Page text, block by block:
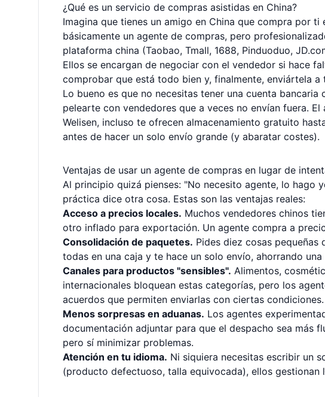
¿Qué es un servicio de compras asistidas en China?
Imagina que tienes un amigo en China que compra por
básicamente un agente de compras, pero
plataforma china (Taobao, Tmall, 1688, Pinduoduo,
Ellos se encargan de negociar con el vendedor si hace
comprobar que está todo bien y, finalmente, enviártela a
Lo bueno es que no necesitas tener una cuenta
pelearte con vendedores que a veces no envían fuera.
Welisen, incluso te ofrecen almacenamiento gratuito
antes de hacer un solo envío grande (y abaratar costes).
Ventajas de usar un agente de compras en lugar de
Al principio quizá pienses: "No necesito agente, lo hago
práctica dice otra cosa. Estas son las ventajas reales:
Acceso a precios locales. Muchos vendedores chinos
otro inflado para exportación. Un agente compra a
Consolidación de paquetes. Pides diez cosas pequeñas
todas en una caja y te hace un solo envío, ahorrando
Canales para productos "sensibles". Alimentos,
internacionales bloquean estas categorías, pero los
acuerdos que permiten enviarlas con ciertas condiciones.
Menos sorpresas en aduanas. Los agentes
documentación adjuntar para que el despacho sea más
pero sí minimizar problemas.
Atención en tu idioma. Ni siquiera necesitas escribir un
(producto defectuoso, talla equivocada), ellos gestionan